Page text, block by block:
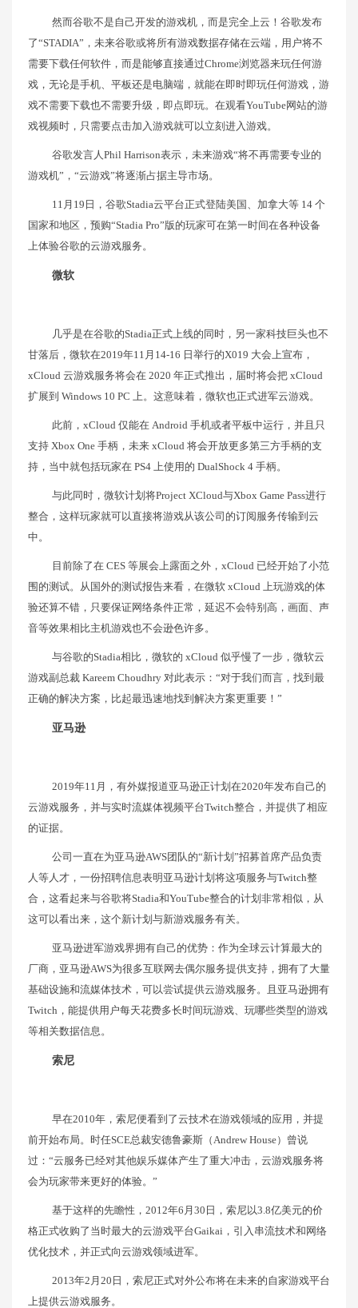
然而谷歌不是自己开发的游戏机，而是完全上云！谷歌发布
了“STADIA”，未来谷歌或将所有游戏数据存储在云端，用户将不
需要下载任何软件，而是能够直接通过Chrome浏览器来玩任何游
戏，无论是手机、平板还是电脑端，就能在即时即玩任何游戏，游
戏不需要下载也不需要升级，即点即玩。在观看YouTube网站的游
戏视频时，只需要点击加入游戏就可以立刻进入游戏。
谷歌发言人Phil Harrison表示，未来游戏“将不再需要专业的
游戏机”，“云游戏”将逐渐占据主导市场。
11月19日，谷歌Stadia云平台正式登陆美国、加拿大等 14 个
国家和地区，预购“Stadia Pro”版的玩家可在第一时间在各种设备
上体验谷歌的云游戏服务。
微软
几乎是在谷歌的Stadia正式上线的同时，另一家科技巨头也不
甘落后，微软在2019年11月14-16 日举行的X019 大会上宣布，
xCloud 云游戏服务将会在 2020 年正式推出，届时将会把 xCloud
扩展到 Windows 10 PC 上。这意味着，微软也正式进军云游戏。
此前，xCloud 仅能在 Android 手机或者平板中运行，并且只
支持 Xbox One 手柄，未来 xCloud 将会开放更多第三方手柄的支
持，当中就包括玩家在 PS4 上使用的 DualShock 4 手柄。
与此同时，微软计划将Project XCloud与Xbox Game Pass进行
整合，这样玩家就可以直接将游戏从该公司的订阅服务传输到云
中。
目前除了在 CES 等展会上露面之外，xCloud 已经开始了小范
围的测试。从国外的测试报告来看，在微软 xCloud 上玩游戏的体
验还算不错，只要保证网络条件正常，延迟不会特别高，画面、声
音等效果相比主机游戏也不会逊色许多。
与谷歌的Stadia相比，微软的 xCloud 似乎慢了一步，微软云
游戏副总裁 Kareem Choudhry 对此表示：“对于我们而言，找到最
正确的解决方案，比起最迅速地找到解决方案更重要！”
亚马逊
2019年11月，有外媒报道亚马逊正计划在2020年发布自己的
云游戏服务，并与实时流媒体视频平台Twitch整合，并提供了相应
的证据。
公司一直在为亚马逊AWS团队的“新计划”招募首席产品负责
人等人才，一份招聘信息表明亚马逊计划将这项服务与Twitch整
合，这看起来与谷歌将Stadia和YouTube整合的计划非常相似，从
这可以看出来，这个新计划与新游戏服务有关。
亚马逊进军游戏界拥有自己的优势：作为全球云计算最大的
厂商，亚马逊AWS为很多互联网去偶尔服务提供支持，拥有了大量
基础设施和流媒体技术，可以尝试提供云游戏服务。且亚马逊拥有
Twitch，能提供用户每天花费多长时间玩游戏、玩哪些类型的游戏
等相关数据信息。
索尼
早在2010年，索尼便看到了云技术在游戏领域的应用，并提
前开始布局。时任SCE总裁安德鲁豪斯（Andrew House）曾说
过：“云服务已经对其他娱乐媒体产生了重大冲击，云游戏服务将
会为玩家带来更好的体验。”
基于这样的先瞻性，2012年6月30日，索尼以3.8亿美元的价
格正式收购了当时最大的云游戏平台Gaikai，引入串流技术和网络
优化技术，并正式向云游戏领域进军。
2013年2月20日，索尼正式对外公布将在未来的自家游戏平台
上提供云游戏服务。